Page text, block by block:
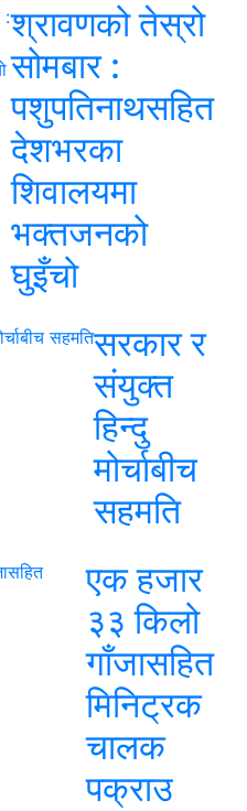
श्रावणको तेस्रो
सोमबार :
पशुपतिनाथसहित
देशभरका
शिवालयमा
भक्तजनको
घुइँचो
सरकार र
संयुक्त
हिन्दु
मोर्चाबीच
सहमति
एक हजार
३३ किलो
गाँजासहित
मिनिट्रक
चालक
पक्राउ